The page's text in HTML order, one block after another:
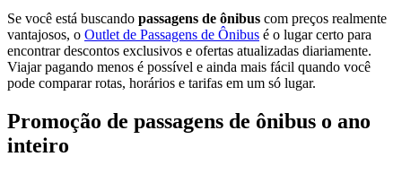
Se você está buscando passagens de ônibus com preços realmente
vantajosos, o Outlet de Passagens de Ônibus é o lugar certo para
encontrar descontos exclusivos e ofertas atualizadas diariamente.
Viajar pagando menos é possível e ainda mais fácil quando você
pode comparar rotas, horários e tarifas em um só lugar.
Promoção de passagens de ônibus o ano
inteiro